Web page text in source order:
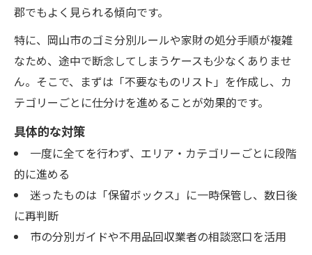
郡でもよく見られる傾向です。
特に、岡山市のゴミ分別ルールや家財の処分手順が複雑
なため、途中で断念してしまうケースも少なくありませ
ん。そこで、まずは「不要なものリスト」を作成し、カ
テゴリーごとに仕分けを進めることが効果的です。
具体的な対策
一度に全てを行わず、エリア・カテゴリーごとに段階
的に進める
迷ったものは「保留ボックス」に一時保管し、数日後
に再判断
市の分別ガイドや不用品回収業者の相談窓口を活用